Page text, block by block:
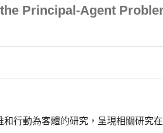
Principal-Agent
行動為客體的研究，呈現相關研究